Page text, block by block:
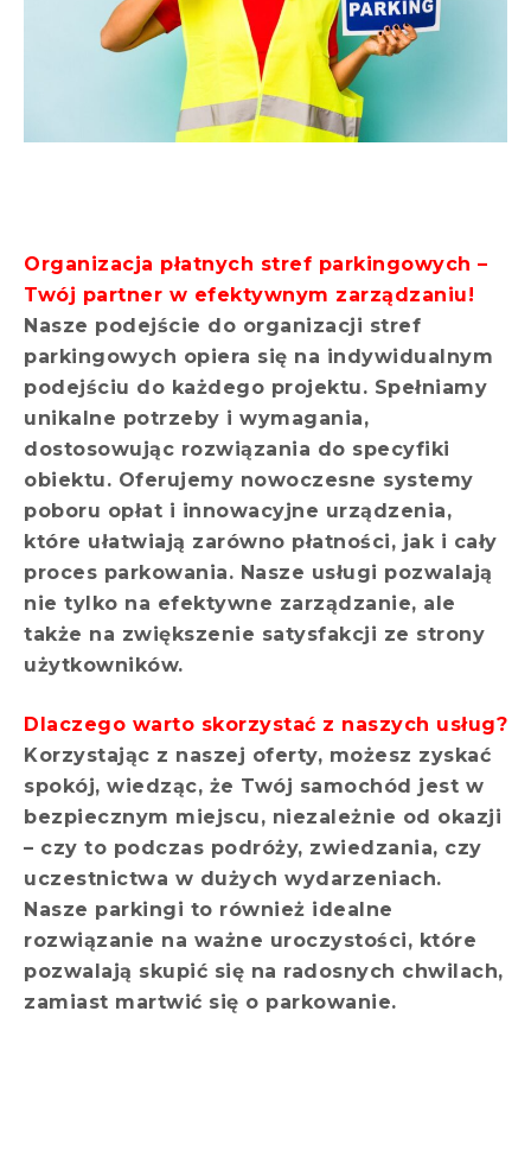
Organizacja płatnych stref parkingowych –
Twój partner w efektywnym zarządzaniu!
Nasze podejście do organizacji stref
parkingowych opiera się na indywidualnym
podejściu do każdego projektu. Spełniamy
unikalne potrzeby i wymagania,
dostosowując rozwiązania do specyfiki
obiektu. Oferujemy nowoczesne systemy
poboru opłat i innowacyjne urządzenia,
które ułatwiają zarówno płatności, jak i cały
proces parkowania. Nasze usługi pozwalają
nie tylko na efektywne zarządzanie, ale
także na zwiększenie satysfakcji ze strony
użytkowników.
Dlaczego warto skorzystać z naszych usług?
Korzystając z naszej oferty, możesz zyskać
spokój, wiedząc, że Twój samochód jest w
bezpiecznym miejscu, niezależnie od okazji
– czy to podczas podróży, zwiedzania, czy
uczestnictwa w dużych wydarzeniach.
Nasze parkingi to również idealne
rozwiązanie na ważne uroczystości, które
pozwalają skupić się na radosnych chwilach,
zamiast martwić się o parkowanie.